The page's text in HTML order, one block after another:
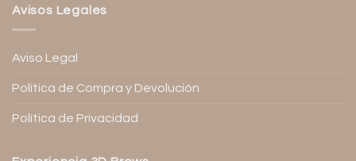
Avisos Legales
Aviso Legal
Política de Compra y Devolución
Política de Privacidad